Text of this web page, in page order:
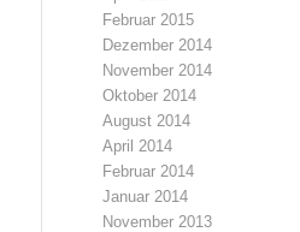
Februar 2015
Dezember 2014
November 2014
Oktober 2014
August 2014
April 2014
Februar 2014
Januar 2014
November 2013